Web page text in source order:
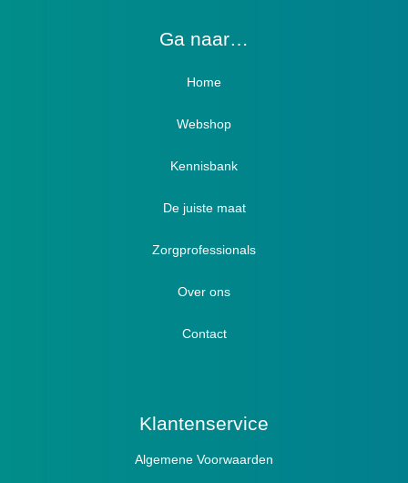
Ga naar…
Home
Webshop
Verbandschoenen / Verbandsloffen
Luxe verbandschoenen / stretch (Hallux)
Diabetici
Winterboots
Lymph / Oedeem
Actief
Pantoffels
Kennisbank
Diabetici
Oedeem
Hallux Valgus
Hamertenen
De juiste maat
Zorgprofessionals
Over ons
Contact
Klantenservice
Algemene Voorwaarden